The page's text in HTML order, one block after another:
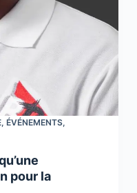
, ÉVÉNEMENTS,
pour la